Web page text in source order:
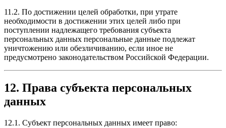
11.2. По достижении целей обработки, при утрате
необходимости в достижении этих целей либо при
поступлении надлежащего требования субъекта
персональных данных персональные данные подлежат
уничтожению или обезличиванию, если иное не
предусмотрено законодательством Российской Федерации.
12. Права субъекта персональных
данных
12.1. Субъект персональных данных имеет право: